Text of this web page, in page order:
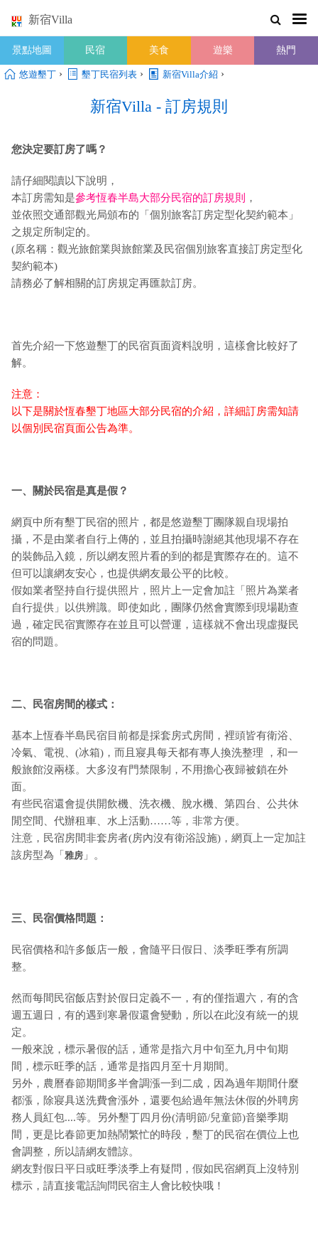
新宿Villa
景點地圖 民宿 美食 遊樂 熱門
悠遊墾丁 › 墾丁民宿列表 › 新宿Villa介紹 ›
新宿Villa - 訂房規則
您決定要訂房了嗎？
請仔細閱讀以下說明，
本訂房需知是參考恆春半島大部分民宿的訂房規則
，
並依照交通部觀光局頒布的「個別旅客訂房定型化契約範本」
之規定所制定的。
(原名稱：觀光旅館業與旅館業及民宿個別旅客直接訂房定型化
契約範本)
請務必了解相關的訂房規定再匯款訂房。
首先介紹一下悠遊墾丁的民宿頁面資料說明，這樣會比較好了
解。
注意：
以下是關於恆春墾丁地區大部分民宿的介紹，詳細訂房需知請
以個別民宿頁面公告為準。
一、關於民宿是真是假？
網頁中所有墾丁民宿的照片，都是悠遊墾丁團隊親自現場拍
攝，不是由業者自行上傳的，並且拍攝時謝絕其他現場不存在
的裝飾品入鏡，所以網友照片看的到的都是實際存在的。這不
但可以讓網友安心，也提供網友最公平的比較。
假如業者堅持自行提供照片，照片上一定會加註「照片為業者
自行提供」以供辨識。即使如此，團隊仍然會實際到現場勘查
過，確定民宿實際存在並且可以營運，這樣就不會出現虛擬民
宿的問題。
二、民宿房間的樣式：
基本上恆春半島民宿目前都是採套房式房間，裡頭皆有衛浴、
冷氣、電視、(冰箱)，而且寢具每天都有專人換洗整理 ，和一
般旅館沒兩樣。大多沒有門禁限制，不用擔心夜歸被鎖在外
面。
有些民宿還會提供開飲機、洗衣機、脫水機、第四台、公共休
閒空間、代辦租車、水上活動……等，非常方便。
注意，民宿房間非套房者(房內沒有衛浴設施)，網頁上一定加註
該房型為「 雅房 」。
三、民宿價格問題：
民宿價格和許多飯店一般，會隨平日假日、淡季旺季有所調
整。
然而每間民宿飯店對於假日定義不一，有的僅指週六，有的含
週五週日，有的遇到寒暑假還會變動，所以在此沒有統一的規
定。
一般來說，標示暑假的話，通常是指六月中旬至九月中旬期
間，標示旺季的話，通常是指四月至十月期間。
另外，農曆春節期間多半會調漲一到二成，因為過年期間什麼
都漲，除寢具送洗費會漲外，還要包給過年無法休假的外聘房
務人員紅包....等。另外墾丁四月份(清明節/兒童節)音樂季期
間，更是比春節更加熱鬧繁忙的時段，墾丁的民宿在價位上也
會調整，所以請網友體諒。
網友對假日平日或旺季淡季上有疑問，假如民宿網頁上沒特別
標示，請直接電話詢問民宿主人會比較快哦！